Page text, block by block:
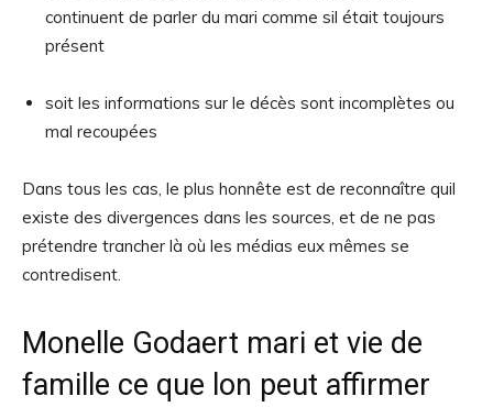
continuent de parler du mari comme sil était toujours
présent
soit les informations sur le décès sont incomplètes ou
mal recoupées
Dans tous les cas, le plus honnête est de reconnaître quil
existe des divergences dans les sources, et de ne pas
prétendre trancher là où les médias eux mêmes se
contredisent.
Monelle Godaert mari et vie de
famille ce que lon peut affirmer